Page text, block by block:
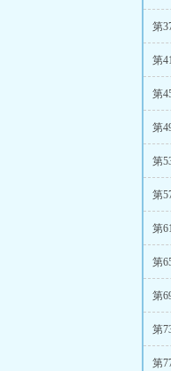
第
第
第
第
第
第
第
第
第
第
第